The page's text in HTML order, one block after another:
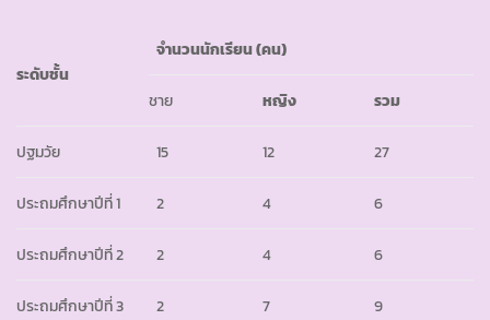
ระดับชั้น
จำนวนนักเรียน(คน)
ชาย หญิง รวม
ปฐมวัย 15 12 27
ประถมศึกษาปีที่ 1 2 4 6
ประถมศึกษาปีที่ 2 2 4 6
ประถมศึกษาปีที่ 3 2 7 9